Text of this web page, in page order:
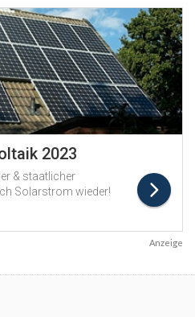
Anzeige